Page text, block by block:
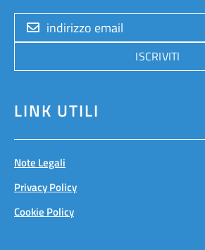
ISCRIVITI
LINK UTILI
Note Legali
Privacy Policy
Cookie Policy